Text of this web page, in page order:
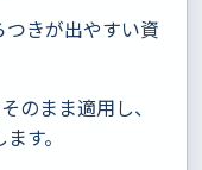
きが出やすい資
のまま適用し、
す。